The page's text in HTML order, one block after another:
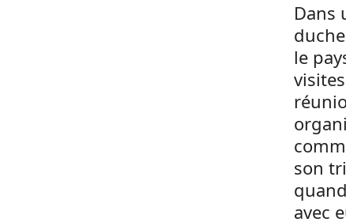
Dans
le
son
avec